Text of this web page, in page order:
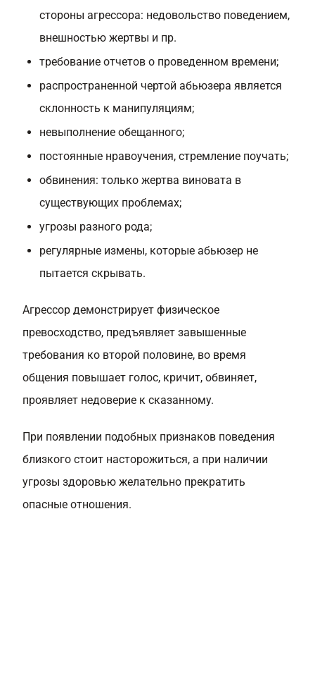
стороны агрессора: недовольство поведением,
внешностью жертвы и пр.
требование отчетов о проведенном времени;
распространенной чертой абьюзера является
склонность к манипуляциям;
невыполнение обещанного;
постоянные нравоучения, стремление поучать;
обвинения: только жертва виновата в
существующих проблемах;
угрозы разного рода;
регулярные измены, которые абьюзер не
пытается скрывать.
Агрессор демонстрирует физическое
превосходство, предъявляет завышенные
требования ко второй половине, во время
общения повышает голос, кричит, обвиняет,
проявляет недоверие к сказанному.
При появлении подобных признаков поведения
близкого стоит насторожиться, а при наличии
угрозы здоровью желательно прекратить
опасные отношения.